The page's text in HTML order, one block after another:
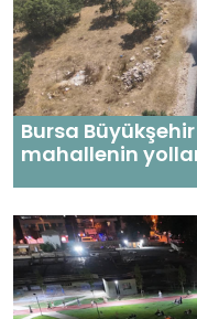
Bursa
mahallenin